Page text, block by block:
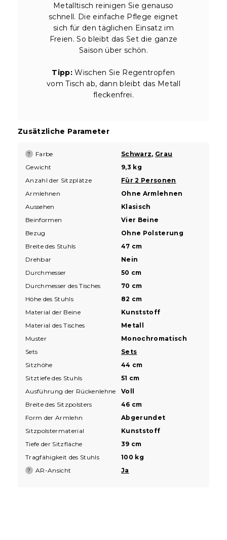
Metalltisch reinigen Sie genauso
schnell. Die einfache Pflege eignet
sich für den täglichen Einsatz im
Freien. So bleibt das Set die ganze
Saison über schön.
Tipp: Wischen Sie Regentropfen
vom Tisch ab, dann bleibt das Metall
fleckenfrei.
Zusätzliche Parameter
? Farbe Schwarz, Grau
Gewicht
9,3 kg
Anzahl der Sitzplätze
Für 2 Personen
Armlehnen
Ohne Armlehnen
Aussehen
Klasisch
Beinformen
Vier Beine
Bezug
Ohne Polsterung
Breite des Stuhls
47 cm
Drehbar
Nein
Durchmesser
50 cm
Durchmesser des Tisches
70 cm
Höhe des Stuhls
82 cm
Material der Beine
Kunststoff
Material des Tisches
Metall
Muster
Monochromatisch
Sets
Sets
Sitzhöhe
44 cm
Sitztiefe des Stuhls
51 cm
Ausführung der Rückenlehne
Voll
Breite des Sitzpolsters
46 cm
Form der Armlehn
Abgerundet
Sitzpolstermaterial
Kunststoff
Tiefe der Sitzfläche
39 cm
Tragfähigkeit des Stuhls
100 kg
? AR-Ansicht Ja